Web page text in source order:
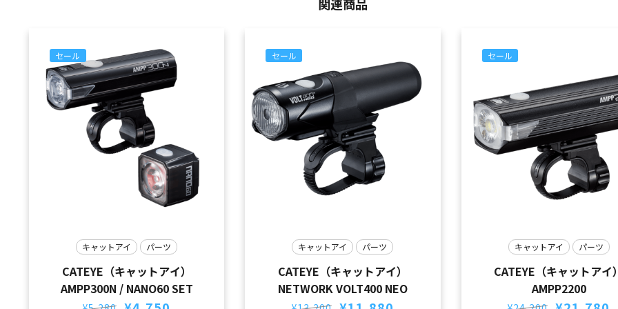
セール
キャットアイ パーツ
CATEYE（キャットアイ）
AMPP300N / NANO60 SET
セール
キャットアイ パーツ
CATEYE（キャットアイ）
NETWORK VOLT400 NEO
セール
キャットアイ パーツ
CATEYE（キャットアイ
AMPP2200